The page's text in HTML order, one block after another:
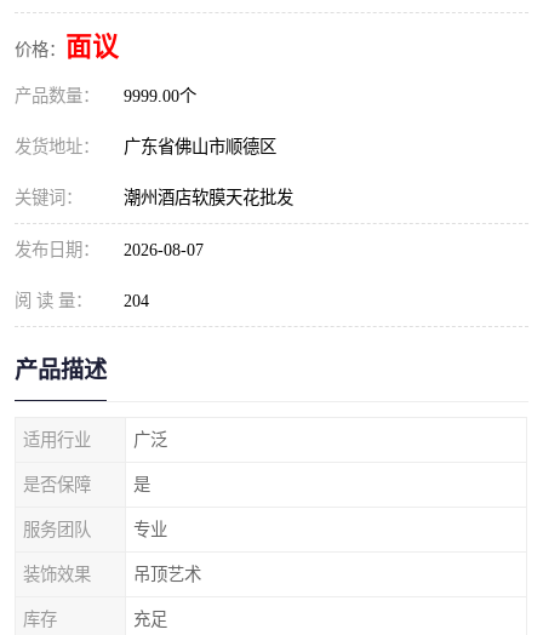
价格： 面议
产品数量： 9999.00个
发货地址： 广东省佛山市顺德区
关键词： 潮州酒店软膜天花批发
发布日期： 2026-08-07
阅 读 量： 204
产品描述
适用行业 广泛
是否保障 是
服务团队 专业
装饰效果 吊顶艺术
库存 充足